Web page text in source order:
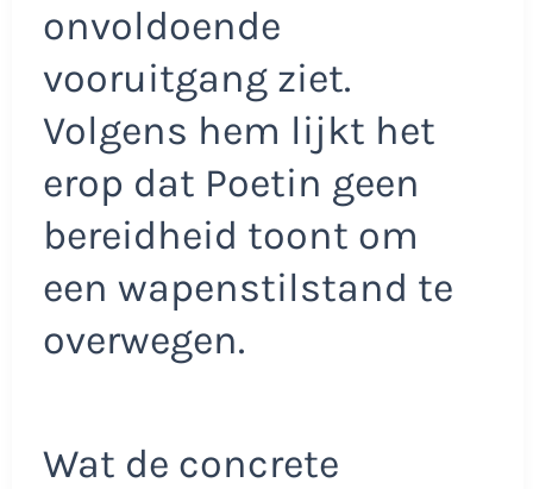
onvoldoende
vooruitgang ziet.
Volgens hem lijkt het
erop dat Poetin geen
bereidheid toont om
een wapenstilstand te
overwegen.
Wat de concrete